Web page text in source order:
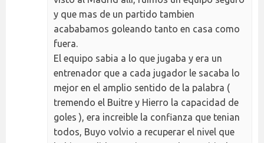
y que mas de un partido tambien
acababamos goleando tanto en casa como
fuera.
El equipo sabia a lo que jugaba y era un
entrenador que a cada jugador le sacaba lo
mejor en el amplio sentido de la palabra (
tremendo el Buitre y Hierro la capacidad de
goles ), era increible la confianza que tenian
todos, Buyo volvio a recuperar el nivel que